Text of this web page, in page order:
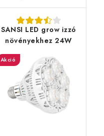
SANSI LED grow izzó
növényekhez 24W
Akció